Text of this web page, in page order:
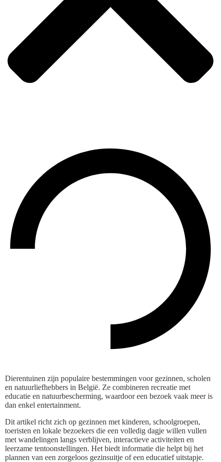
Dierentuinen zijn populaire bestemmingen voor gezinnen, scholen
en natuurliefhebbers in België. Ze combineren recreatie met
educatie en natuurbescherming, waardoor een bezoek vaak meer is
dan enkel entertainment.
Dit artikel richt zich op gezinnen met kinderen, schoolgroepen,
toeristen en lokale bezoekers die een volledig dagje willen vullen
met wandelingen langs verblijven, interactieve activiteiten en
leerzame tentoonstellingen. Het biedt informatie die helpt bij het
plannen van een zorgeloos gezinsuitje of een educatief uitstapje.